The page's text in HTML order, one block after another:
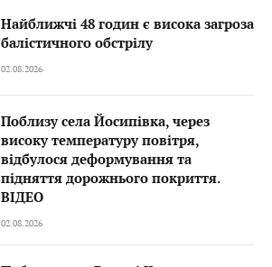
Найближчі 48 годин є висока загроза
балістичного обстрілу
02.08.2026
Поблизу села Йосипівка, через
високу температуру повітря,
відбулося деформування та
підняття дорожнього покриття.
ВІДЕО
02.08.2026